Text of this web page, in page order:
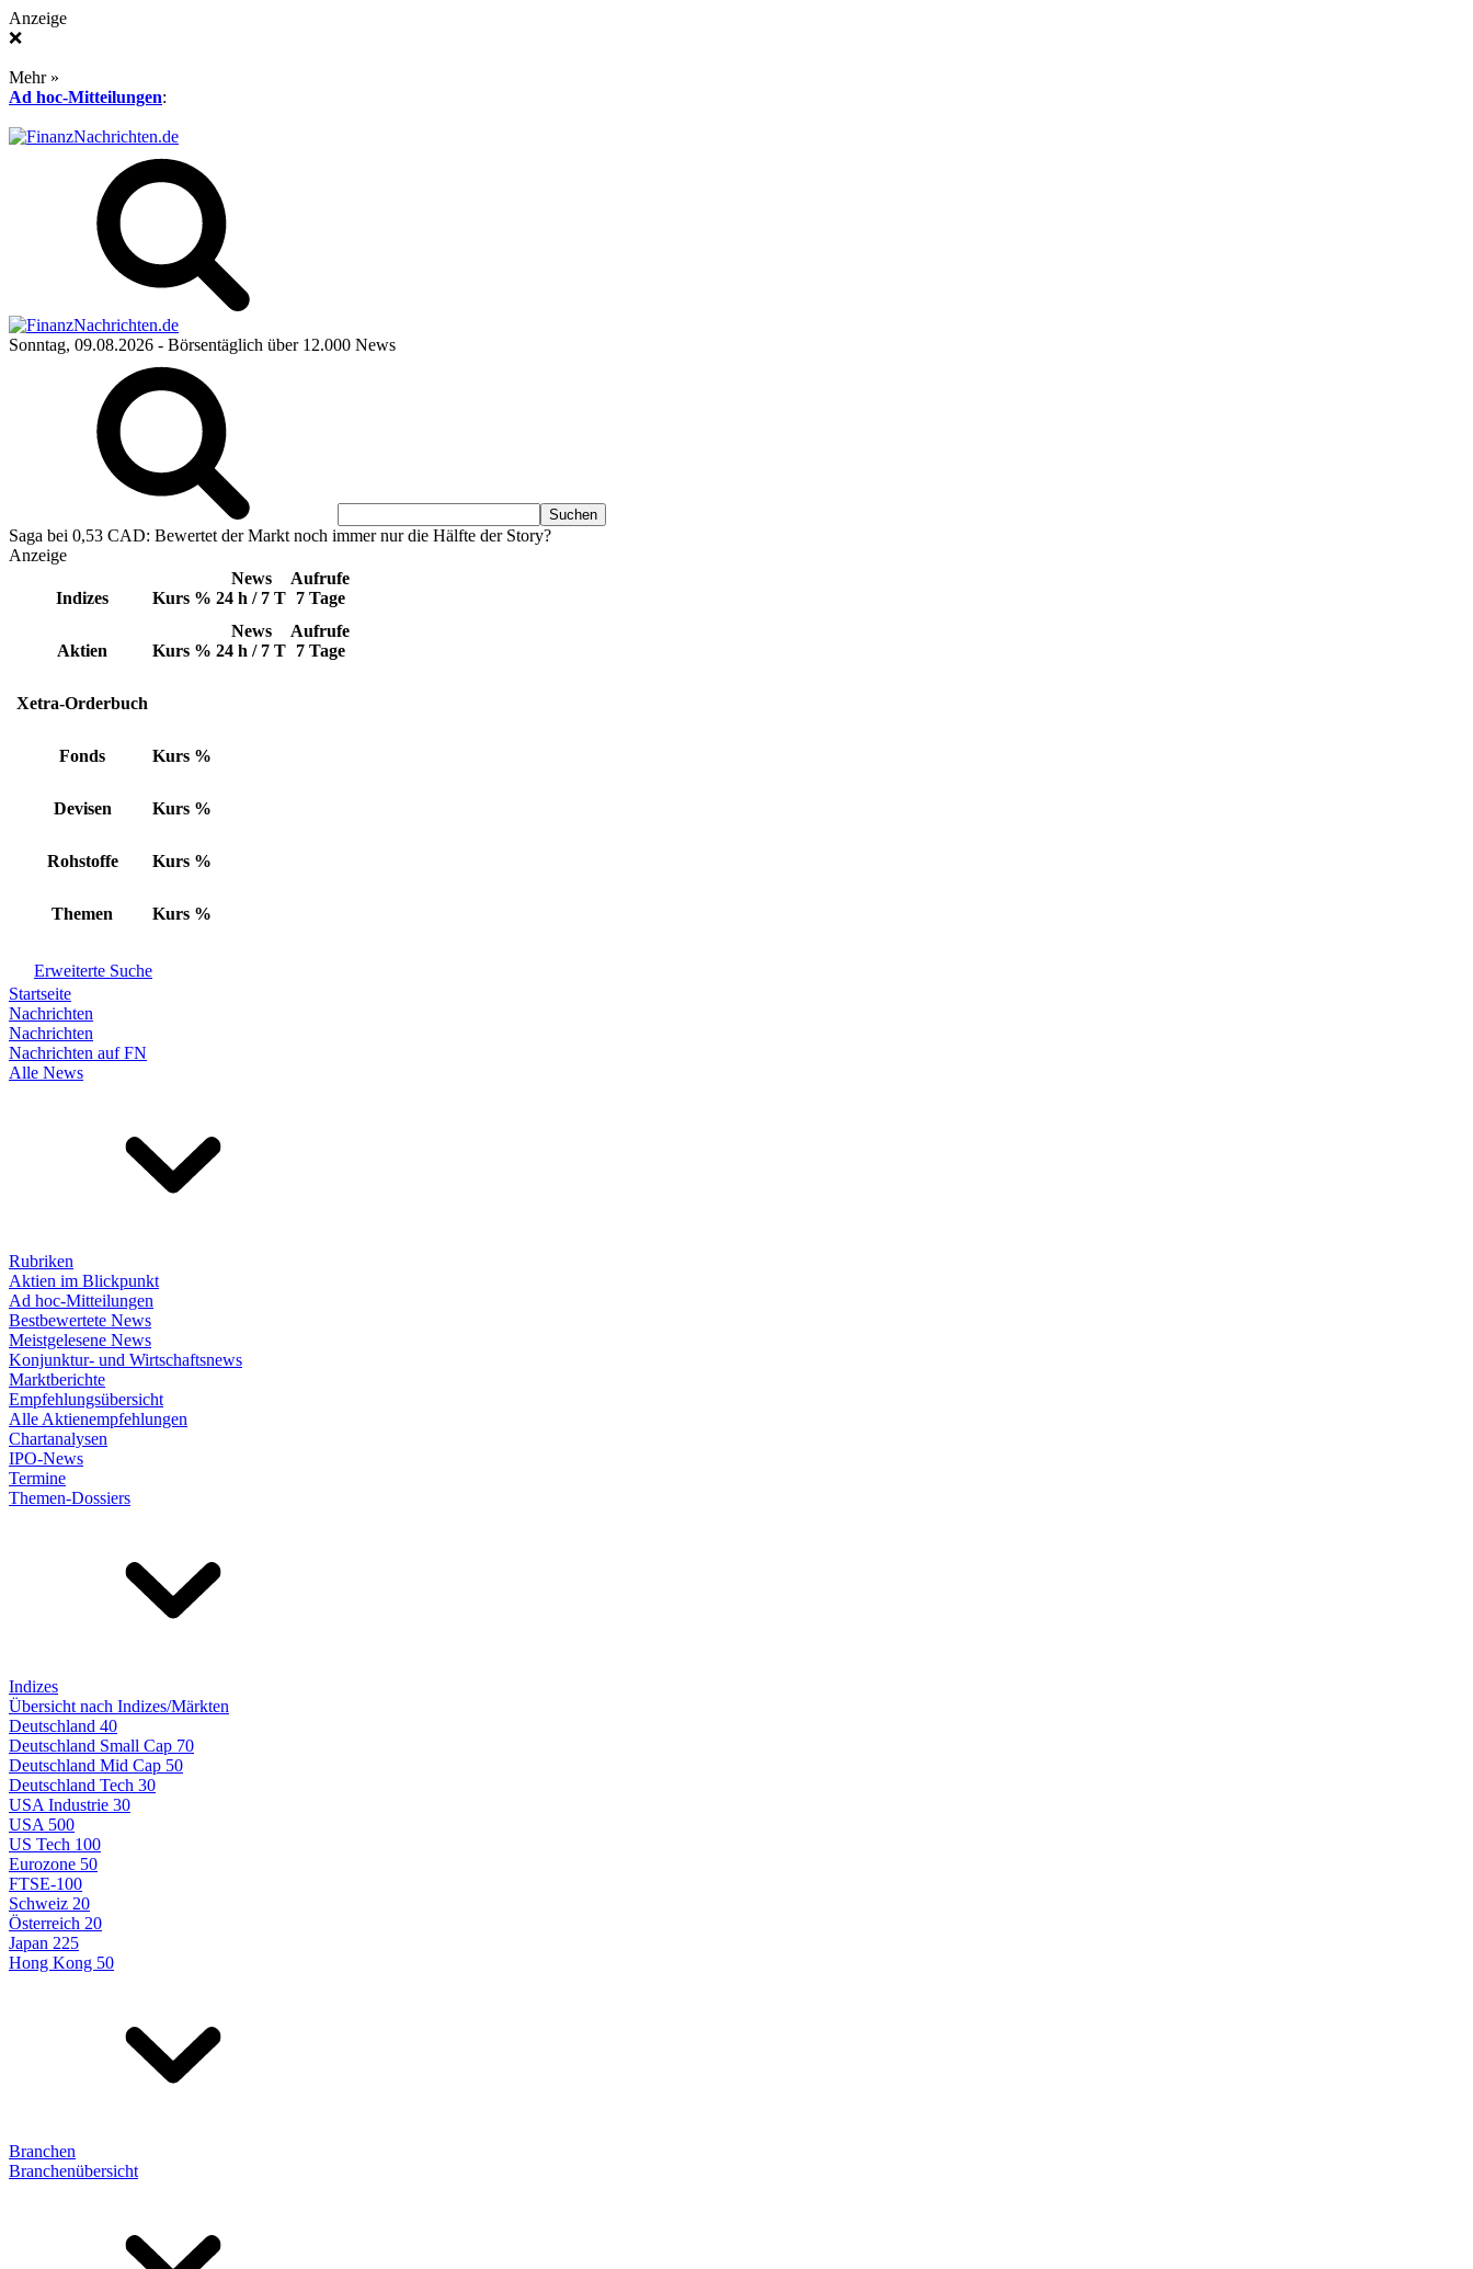
Anzeige
❌
Mehr »
Ad hoc-Mitteilungen:
Sonntag, 09.08.2026 - Börsentäglich über 12.000 News
Saga bei 0,53 CAD: Bewertet der Markt noch immer nur die Hälfte der Story?
Anzeige
Indizes Kurs %
News
24 h / 7 T
Aufrufe
7 Tage
Aktien Kurs %
News
24 h / 7 T
Aufrufe
7 Tage
Xetra-Orderbuch
Fonds Kurs %
Devisen Kurs %
Rohstoffe Kurs %
Themen Kurs %
Erweiterte Suche
Startseite
Nachrichten
Nachrichten
Nachrichten auf FN
Alle News
Rubriken
Aktien im Blickpunkt
Ad hoc-Mitteilungen
Bestbewertete News
Meistgelesene News
Konjunktur- und Wirtschaftsnews
Marktberichte
Empfehlungsübersicht
Alle Aktienempfehlungen
Chartanalysen
IPO-News
Termine
Themen-Dossiers
Indizes
Übersicht nach Indizes/Märkten
Deutschland 40
Deutschland Small Cap 70
Deutschland Mid Cap 50
Deutschland Tech 30
USA Industrie 30
USA 500
US Tech 100
Eurozone 50
FTSE-100
Schweiz 20
Österreich 20
Japan 225
Hong Kong 50
Branchen
Branchenübersicht